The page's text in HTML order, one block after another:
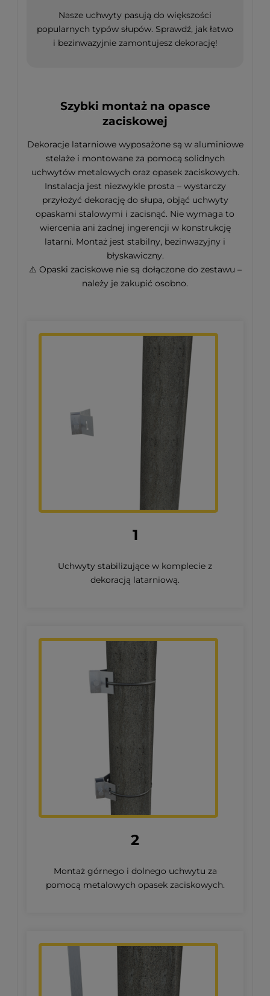
Nasze uchwyty pasują do większości
popularnych typów słupów. Sprawdź, jak łatwo
i bezinwazyjnie zamontujesz dekorację!
Szybki montaż na opasce
zaciskowej
Dekoracje latarniowe wyposażone są w aluminiowe
stelaże i montowane za pomocą solidnych
uchwytów metalowych oraz opasek zaciskowych.
Instalacja jest niezwykle prosta – wystarczy
przyłożyć dekorację do słupa, objąć uchwyty
opaskami stalowymi i zacisnąć. Nie wymaga to
wiercenia ani żadnej ingerencji w konstrukcję
latarni. Montaż jest stabilny, bezinwazyjny i
błyskawiczny.
⚠️ Opaski zaciskowe nie są dołączone do zestawu –
należy je zakupić osobno.
1
Uchwyty stabilizujące w komplecie z
dekoracją latarniową.
2
Montaż górnego i dolnego uchwytu za
pomocą metalowych opasek zaciskowych.